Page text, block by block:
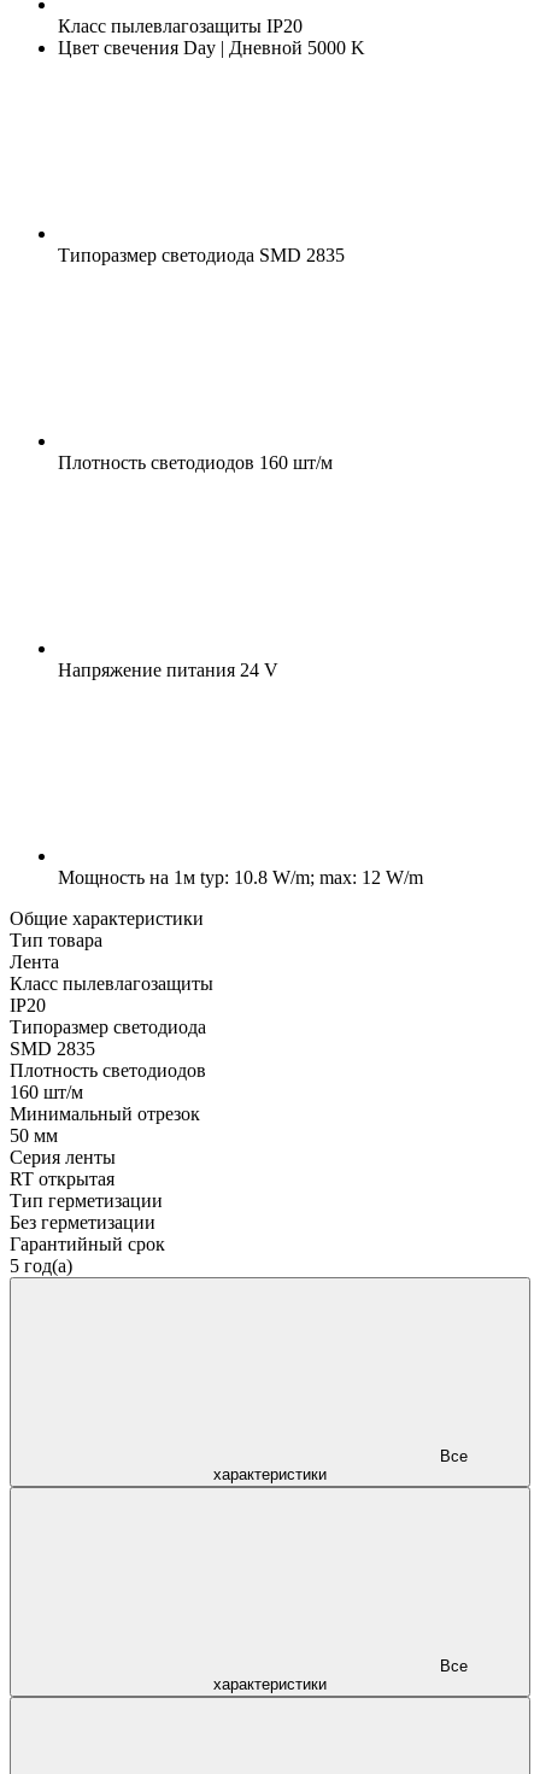
Класс пылевлагозащиты IP20
Цвет свечения Day | Дневной 5000 K
Типоразмер светодиода SMD 2835
Плотность светодиодов 160 шт/м
Напряжение питания 24 V
Мощность на 1м typ: 10.8 W/m; max: 12 W/m
Общие характеристики
Тип товара
Лента
Класс пылевлагозащиты
IP20
Типоразмер светодиода
SMD 2835
Плотность светодиодов
160 шт/м
Минимальный отрезок
50 мм
Серия ленты
RT открытая
Тип герметизации
Без герметизации
Гарантийный срок
5 год(а)
характеристики
характеристики